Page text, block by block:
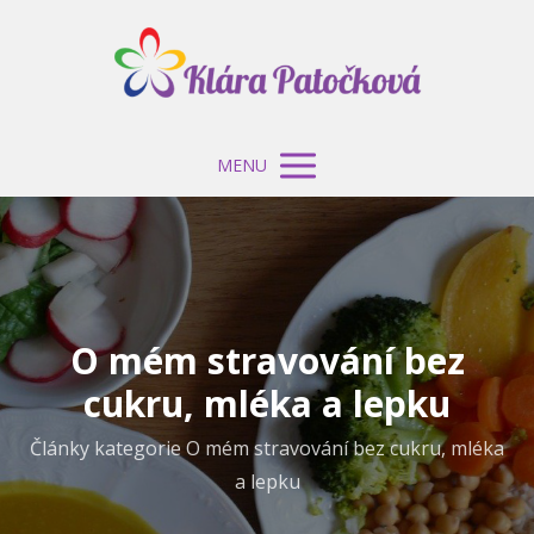
MENU
O mém stravování bez
cukru, mléka a lepku
Články kategorie O mém stravování bez cukru, mléka
a lepku